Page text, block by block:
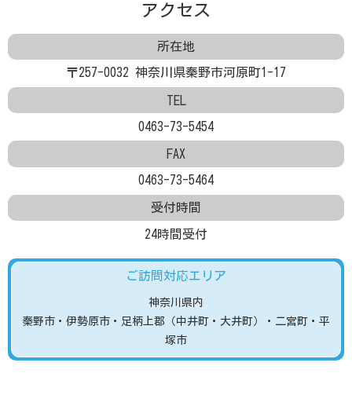
アクセス
所在地
〒257-0032 神奈川県秦野市河原町1-17
TEL
0463-73-5454
FAX
0463-73-5464
受付時間
24時間受付
ご訪問対応エリア
神奈川県内
秦野市 ・伊勢原市 ・足柄上郡（中井町・大井町）
・二宮町・平
塚市